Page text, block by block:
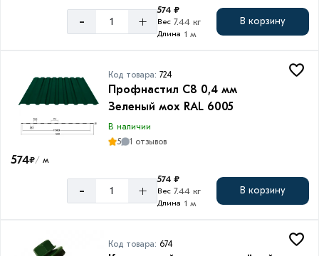
- +
574 ₽
Вес 7.44 кг
Длина 1 м
В корзину
Код товара: 724
Профнастил С8 0,4 мм
Зеленый мох RAL 6005
В наличии
5
1 отзывов
574₽/ м
- +
574 ₽
Вес 7.44 кг
Длина 1 м
В корзину
Код товара: 674